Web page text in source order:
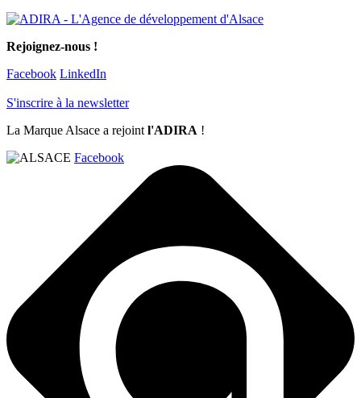
Rejoignez-nous !
Facebook LinkedIn
S'inscrire à la newsletter
La Marque Alsace a rejointl'ADIRA !
Facebook